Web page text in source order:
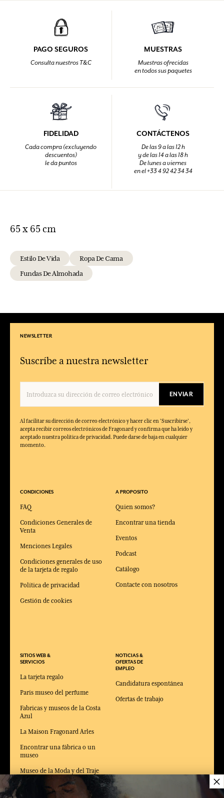
PAGO SEGUROS
Consulta nuestros T&C
MUESTRAS
Muestras ofrecidas
en todos sus paquetes
FIDELIDAD
Cada compra (excluyendo
descuentos)
le da puntos
CONTÁCTENOS
De las 9 a las 12 h
y de las 14 a las 18 h
De lunes a viernes
en el +33 4 92 42 34 34
65 x 65 cm
Estilo De Vida
Ropa De Cama
Fundas De Almohada
NEWSLETTER
Suscríbe a nuestra newsletter
ENVIAR
Al facilitar su dirección de correo electrónico y hacer clic en 'Suscribirse',
acepta recibir correos electrónicos de Fragonard y confirma que ha leído y
aceptado nuestra política de privacidad. Puede darse de baja en cualquier
momento.
CONDICIONES
FAQ
Condiciones Generales de
Venta
Menciones Legales
Condiciones generales de uso
de la tarjeta de regalo
Política de privacidad
Gestión de cookies
SITIOS WEB &
SERVICIOS
La tarjeta regalo
Paris museo del perfume
Fabricas y museos de la Costa
Azul
La Maison Fragonard Arles
Encontrar una fábrica o un
museo
Museo de la Moda y del Traje
Arles
A PROPOSITO
Quien somos?
Encontrar una tienda
Eventos
Podcast
Catálogo
Contacte con nosotros
NOTICIAS &
OFERTAS DE
EMPLEO
Candidatura espontánea
Ofertas de trabajo
×